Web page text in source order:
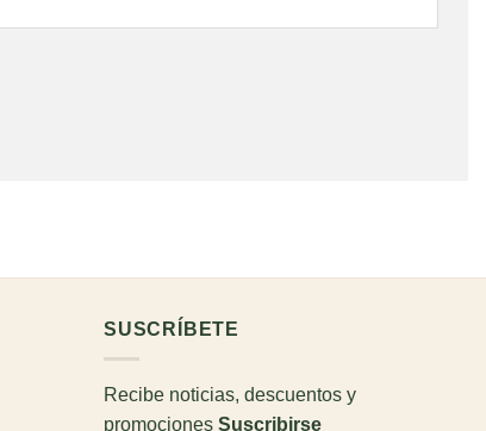
SUSCRÍBETE
Recibe noticias, descuentos y
promociones Suscribirse